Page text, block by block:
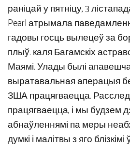
раніцай у пятніцу, 3
Pearl атрымала
гадовы госць вылецеў за
плыў. каля Багамскіх
Маямі. Улады былі
выратавальная аперацыя
ЗША працягваецца.
працягваецца, і мы будзем
абнаўленнямі па меры
думкі і малітвы з яго